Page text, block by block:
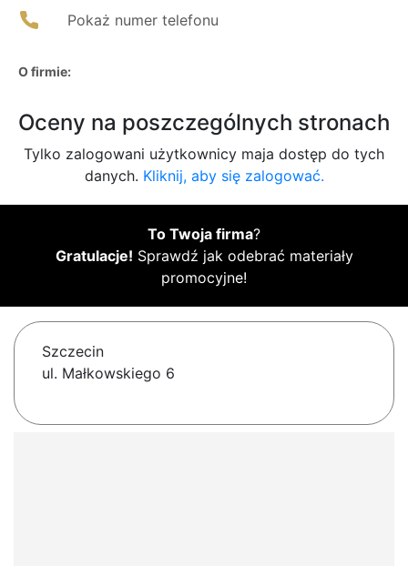
Pokaż numer telefonu
O firmie:
Oceny na poszczególnych stronach
Tylko zalogowani użytkownicy maja dostęp do tych
danych. Kliknij, aby się zalogować.
To Twoja firma?
Gratulacje! Sprawdź jak odebrać materiały
promocyjne!
Szczecin
ul. Małkowskiego 6